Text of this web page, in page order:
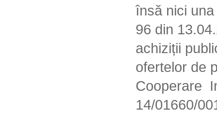
însă nici
96 din
achiziții
ofertelor de
Cooperare
14/01660/